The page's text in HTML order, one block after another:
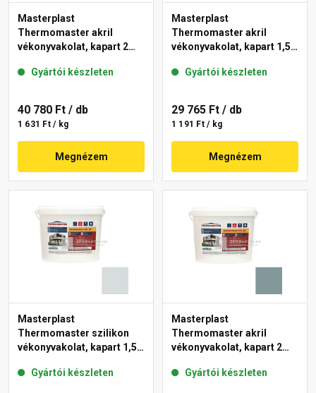
Masterplast
Thermomaster akril
vékonyvakolat, kapart 2
Gyártói készleten
40 780 Ft / db
1 631 Ft / kg
Megnézem
Masterplast
Thermomaster akril
vékonyvakolat, kapart 1,5
Gyártói készleten
29 765 Ft / db
1 191 Ft / kg
Megnézem
Masterplast
Thermomaster szilikon
vékonyvakolat, kapart 1,5
Gyártói készleten
Masterplast
Thermomaster akril
vékonyvakolat, kapart 2
Gyártói készleten